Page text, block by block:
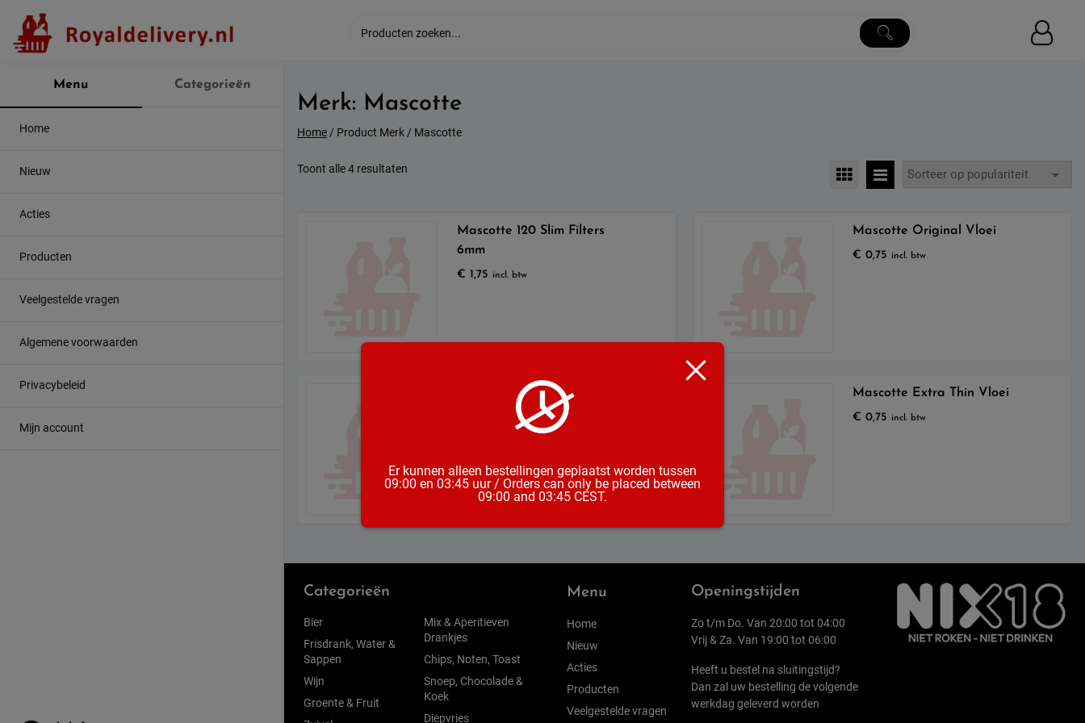
content
Menu Categorieën
Home
Nieuw
Acties
Producten
Veelgestelde vragen
Algemene voorwaarden
Privacybeleid
Mijn account
Merk: Mascotte
Home/ Product Merk / Mascotte
Toont alle 4 resultaten
Mascotte 120 Slim Filters
6mm
€ 1,75 incl. btw
Mascotte Original Vloei
€ 0,75 incl. btw
Mascotte 150 Extra Slim
Filters 5.3mm
Mascotte Extra Thin Vloei
€ 0,75 incl. btw
Categorieën
Bier
Frisdrank, Water &
Sappen
Wijn
Groente & Fruit
Mix & Aperitieven
Drankjes
Chips, Noten, Toast
Snoep, Chocolade &
Koek
Diepvries
Menu
Home
Nieuw
Acties
Producten
Veelgestelde vragen
Openingstijden
Zo t/m Do. Van 20:00 tot 04:00
Vrij & Za. Van 19:00 tot 06:00
Heeft u bestel na sluitingstijd?
Dan zal uw bestelling de volgende
werkdag geleverd worden
Er kunnen alleen bestellingen geplaatst worden tussen
09:00 en 03:45 uur / Orders can only be placed between
09:00 and 03:45 CEST.